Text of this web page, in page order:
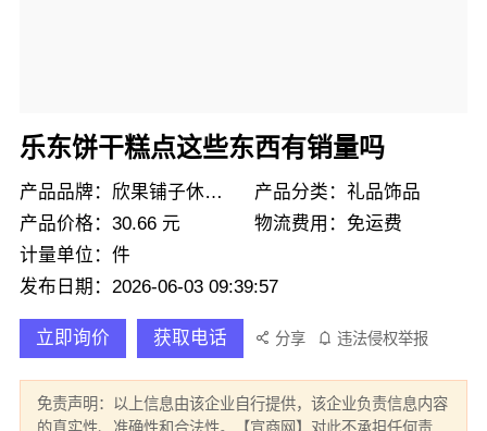
乐东饼干糕点这些东西有销量吗
产品品牌：欣果铺子休闲零食
产品分类：礼品饰品
产品价格：30.66 元
物流费用：免运费
计量单位：件
发布日期：2026-06-03 09:39:57
立即询价 获取电话 分享 违法侵权举报
免责声明：以上信息由该企业自行提供，该企业负责信息内容